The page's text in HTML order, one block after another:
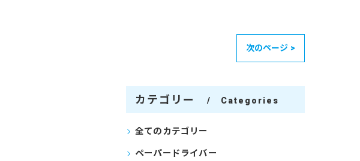
次のページ >
カテゴリー Categories
全てのカテゴリー
ペーパードライバー